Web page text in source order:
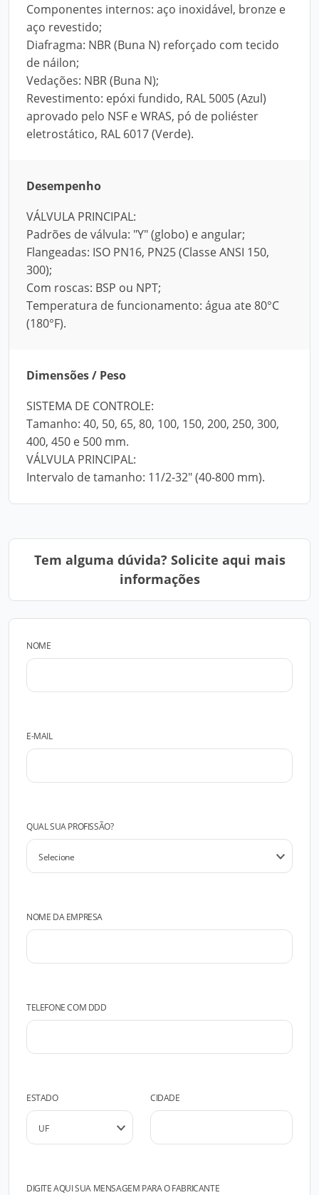
Componentes internos: aço inoxidável, bronze e
aço revestido;
Diafragma: NBR (Buna N) reforçado com tecido
de náilon;
Vedações: NBR (Buna N);
Revestimento: epóxi fundido, RAL 5005 (Azul)
aprovado pelo NSF e WRAS, pó de poliéster
eletrostático, RAL 6017 (Verde).
Desempenho
VÁLVULA PRINCIPAL:
Padrões de válvula: "Y" (globo) e angular;
Flangeadas: ISO PN16, PN25 (Classe ANSI 150,
300);
Com roscas: BSP ou NPT;
Temperatura de funcionamento: água ate 80°C
(180°F).
Dimensões / Peso
SISTEMA DE CONTROLE:
Tamanho: 40, 50, 65, 80, 100, 150, 200, 250, 300,
400, 450 e 500 mm.
VÁLVULA PRINCIPAL:
Intervalo de tamanho: 11/2-32" (40-800 mm).
Tem alguma dúvida? Solicite aqui mais
informações
NOME
E-MAIL
QUAL SUA PROFISSÃO?
NOME DA EMPRESA
TELEFONE COM DDD
ESTADO CIDADE
DIGITE AQUI SUA MENSAGEM PARA O FABRICANTE